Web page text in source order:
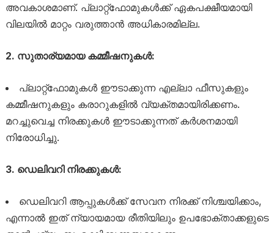
അവകാശമാണ്. പ്ലാറ്റ്‌ഫോമുകൾക്ക് ഏകപക്ഷീയമായി
വിലയിൽ മാറ്റം വരുത്താൻ അധികാരമില്ല.
2. സുതാര്യമായ കമ്മീഷനുകൾ:
പ്ലാറ്റ്‌ഫോമുകൾ ഈടാക്കുന്ന എല്ലാ ഫീസുകളും
കമ്മീഷനുകളും കരാറുകളിൽ വ്യക്തമായിരിക്കണം.
മറച്ചുവെച്ച നിരക്കുകൾ ഈടാക്കുന്നത് കർശനമായി
നിരോധിച്ചു.
3. ഡെലിവറി നിരക്കുകൾ:
ഡെലിവറി ആപ്പുകൾക്ക് സേവന നിരക്ക് നിശ്ചയിക്കാം,
എന്നാൽ ഇത് ന്യായമായ രീതിയിലും ഉപഭോക്താക്കളുടെ